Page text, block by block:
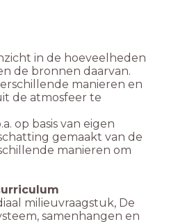
in de hoeveelheden
de bronnen daarvan.
manieren en
de atmosfeer te
op basis van eigen
gemaakt van de
manieren om
milieuvraagstuk, De
samenhangen en